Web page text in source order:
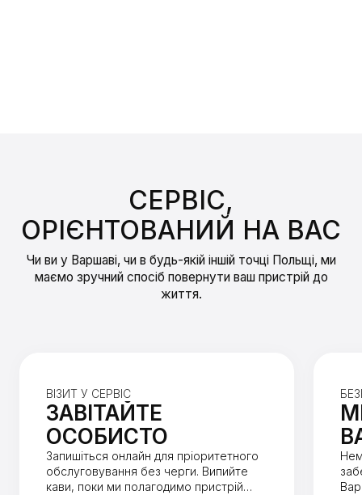
СЕРВІС,
ОРІЄНТОВАНИЙ НА ВАС
Чи ви у Варшаві, чи в будь-якій іншій точці Польщі, ми
маємо зручний спосіб повернути ваш пристрій до
життя.
ВІЗИТ У СЕРВІС
ЗАВІТАЙТЕ
ОСОБИСТО
Запишіться онлайн для пріоритетного
обслуговування без черги. Випийте
кави, поки ми полагодимо пристрій